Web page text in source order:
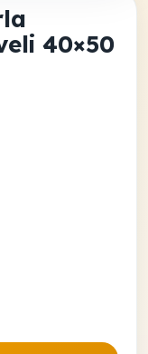
40×50
40x50 adet